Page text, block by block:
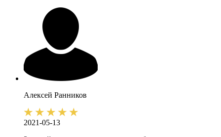
Алексей Ранников
2021-05-13